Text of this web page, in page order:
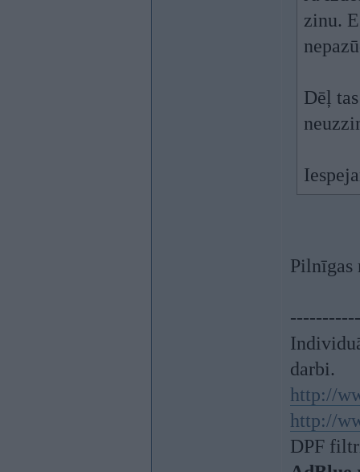
zinu.
Dēļ
darbi.
http://
http://
DPF